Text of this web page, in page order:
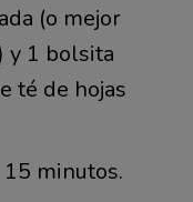
(o mejor
y 1 bolsita
té de hojas
minutos.